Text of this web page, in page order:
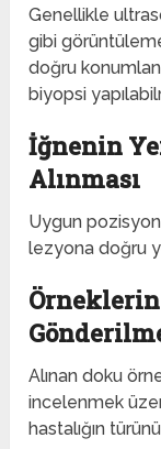
Genellikle
gibi
doğru
biyopsi
İğnenin
Alınması
Uygun
lezyona doğru
Alınan doku
incelenmek
hastalığın